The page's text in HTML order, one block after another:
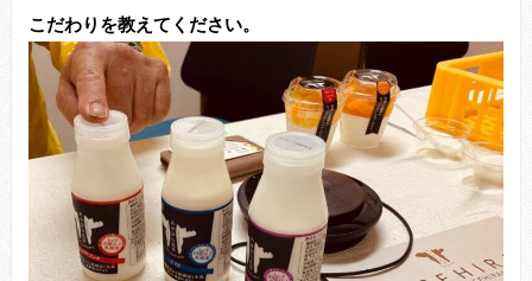
こだわりを教えてください。